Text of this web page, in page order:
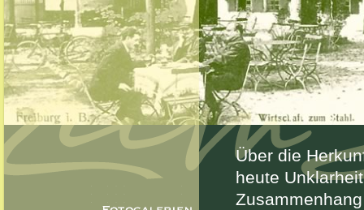
Über die
heute